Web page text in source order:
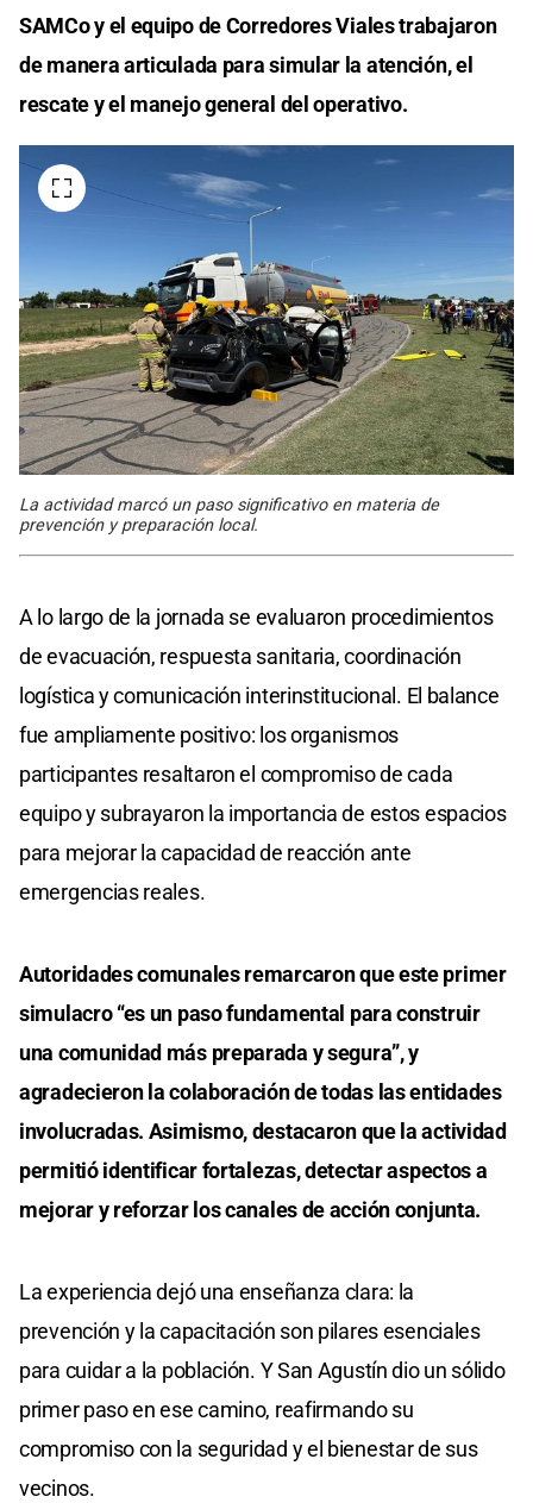
SAMCo y el equipo de Corredores Viales trabajaron
de manera articulada para simular la atención, el
rescate y el manejo general del operativo.
La actividad marcó un paso significativo en materia de
prevención y preparación local.
A lo largo de la jornada se evaluaron procedimientos
de evacuación, respuesta sanitaria, coordinación
logística y comunicación interinstitucional. El balance
fue ampliamente positivo: los organismos
participantes resaltaron el compromiso de cada
equipo y subrayaron la importancia de estos espacios
para mejorar la capacidad de reacción ante
emergencias reales.
Autoridades comunales remarcaron que este primer
simulacro “es un paso fundamental para construir
una comunidad más preparada y segura”, y
agradecieron la colaboración de todas las entidades
involucradas. Asimismo, destacaron que la actividad
permitió identificar fortalezas, detectar aspectos a
mejorar y reforzar los canales de acción conjunta.
La experiencia dejó una enseñanza clara: la
prevención y la capacitación son pilares esenciales
para cuidar a la población. Y San Agustín dio un sólido
primer paso en ese camino, reafirmando su
compromiso con la seguridad y el bienestar de sus
vecinos.